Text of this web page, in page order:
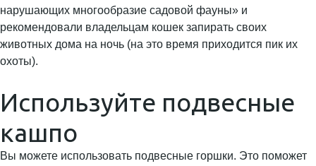
нарушающих многообразие садовой фауны» и
рекомендовали владельцам кошек запирать своих
животных дома на ночь (на это время приходится пик их
охоты).
Используйте подвесные
кашпо
Вы можете использовать подвесные горшки. Это поможет